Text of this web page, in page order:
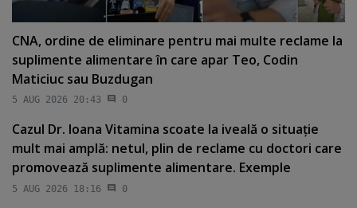
CNA, ordine de eliminare pentru mai multe reclame la
suplimente alimentare în care apar Teo, Codin
Maticiuc sau Buzdugan
5 AUG 2026 20:43 0
Cazul Dr. Ioana Vitamina scoate la iveală o situaţie
mult mai amplă: netul, plin de reclame cu doctori care
promovează suplimente alimentare. Exemple
5 AUG 2026 18:16 0